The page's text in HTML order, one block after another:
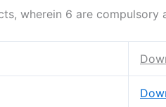
wherein 6 are compulsory